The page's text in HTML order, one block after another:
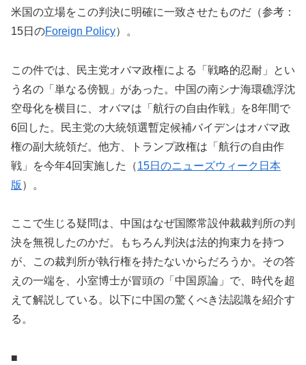
米国の立場をこの判決に明確に一致させたものだ （参考：
15日のForeign Policy） 。
この件では、民主党オバマ政権による
「戦略的忍耐」とい
う名の「単なる傍観」があった。中国の南シナ海環礁浮沈
空母化を横目に、オバマは「航行の自由作戦」を8年間で
6回 した。民主党の大統領選暫定候補バイデンはオバマ政
権の副大統領だ。他方、トランプ政権は「航行の自由作
戦」を今年4回実施した （15日のニューズウィーク日本
版 ） 。
ここで生じる疑問は、中国はなぜ国際常設仲裁裁判所の判
決を無視したのかだ。もちろん判決は法的拘束力を持つ
が、この裁判所が執行権を持たないからだろうか。その答
えの一端を、小室博士が冒頭の「中国原論」で、時代を超
えて解説している。以下に中国の驚くべき法認識を紹介す
る。
■